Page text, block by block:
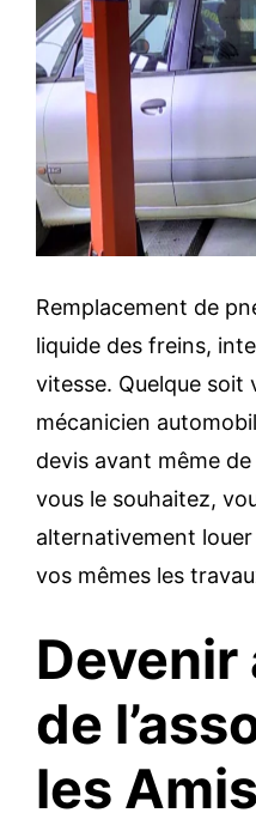
Remplacement de
liquide des freins,
vitesse. Quelque
mécanicien
devis avant même
vous le souhaitez,
alternativement louer
vos mêmes les
de
les